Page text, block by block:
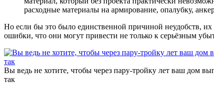
расходные материалы на армирование, опалубку,
Но если бы это было единственной причиной неудобств,
ошибки, что они могут привести не только к серьёзным
Вы ведь не хотите, чтобы через пару-тройку лет ваш дом
так